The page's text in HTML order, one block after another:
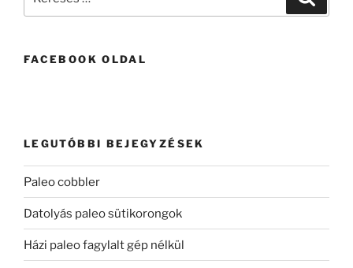
FACEBOOK OLDAL
LEGUTÓBBI BEJEGYZÉSEK
Paleo cobbler
Datolyás paleo sütikorongok
Házi paleo fagylalt gép nélkül